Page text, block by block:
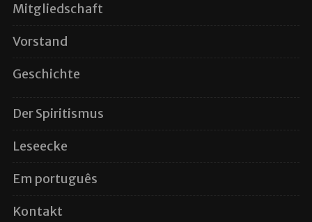
Mitgliedschaft
Vorstand
Geschichte
Der Spiritismus
Leseecke
Em português
Kontakt